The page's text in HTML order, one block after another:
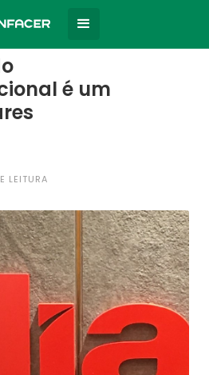
as notícias
é um
LEITURA